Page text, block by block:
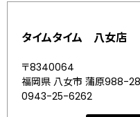
タイムタイム 八女店
〒8340064
福岡県 八女市 蒲原988-28
0943-25-6262